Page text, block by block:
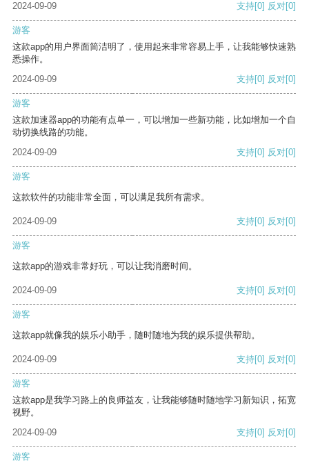
2024-09-09 支持[0] 反对[0]
游客
这款app的用户界面简洁明了，使用起来非常容易上手，让我能够快速熟
悉操作。
2024-09-09
支持[0] 反对[0]
游客
这款加速器app的功能有点单一，可以增加一些新功能，比如增加一个自
动切换线路的功能。
2024-09-09
支持[0] 反对[0]
游客
这款软件的功能非常全面，可以满足我所有需求。
2024-09-09 支持[0] 反对[0]
游客
这款app的游戏非常好玩，可以让我消磨时间。
2024-09-09 支持[0] 反对[0]
游客
这款app就像我的娱乐小助手，随时随地为我的娱乐提供帮助。
2024-09-09 支持[0] 反对[0]
游客
这款app是我学习路上的良师益友，让我能够随时随地学习新知识，拓宽
视野。
2024-09-09
支持[0] 反对[0]
游客